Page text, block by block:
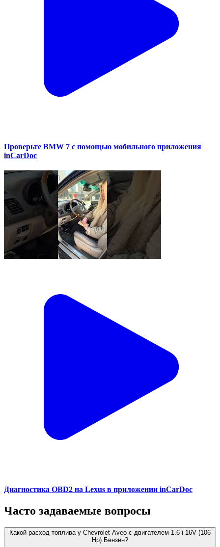
Проверьте BMW 7 с помощью мобильного приложения
inCarDoc
Диагностика OBD2 на Lexus в приложении inCarDoc
Часто задаваемые вопросы
Какой расход топлива у Chevrolet Aveo с двигателем 1.6 i 16V (106
Hp) Бензин?